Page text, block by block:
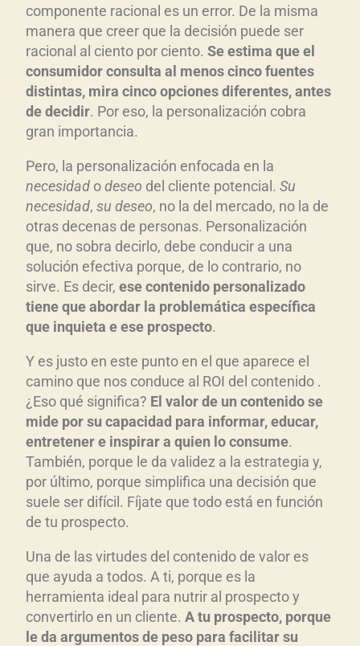
componente racional es un error. De la misma
manera que creer que la decisión puede ser
racional al ciento por ciento. Se estima que el
consumidor consulta al menos cinco fuentes
distintas, mira cinco opciones diferentes, antes
de decidir. Por eso, la personalización cobra
gran importancia.
Pero, la personalización enfocada en la
necesidad odeseo del cliente potencial. Su
necesidad, su deseo, no la del mercado, no la de
otras decenas de personas. Personalización
que, no sobra decirlo, debe conducir a una
solución efectiva porque, de lo contrario, no
sirve. Es decir, ese contenido personalizado
tiene que abordar la problemática específica
que inquieta e ese prospecto.
Y es justo en este punto en el que aparece el
camino que nos conduce al ROI del contenido .
¿Eso qué significa? El valor de un contenido se
mide por su capacidad para informar, educar,
entretener e inspirar a quien lo consume.
También, porque le da validez a la estrategia y,
por último, porque simplifica una decisión que
suele ser difícil. Fíjate que todo está en función
de tu prospecto.
Una de las virtudes del contenido de valor es
que ayuda a todos. A ti, porque es la
herramienta ideal para nutrir al prospecto y
convertirlo en un cliente. A tu prospecto, porque
le da argumentos de peso para facilitar su